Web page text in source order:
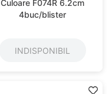
Culoare F074R 6.2cm
4buc/blister
INDISPONIBIL